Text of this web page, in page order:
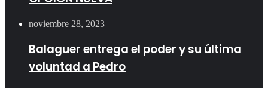
noviembre 28, 2023
Balaguer entrega el poder y su última
voluntad a Pedro